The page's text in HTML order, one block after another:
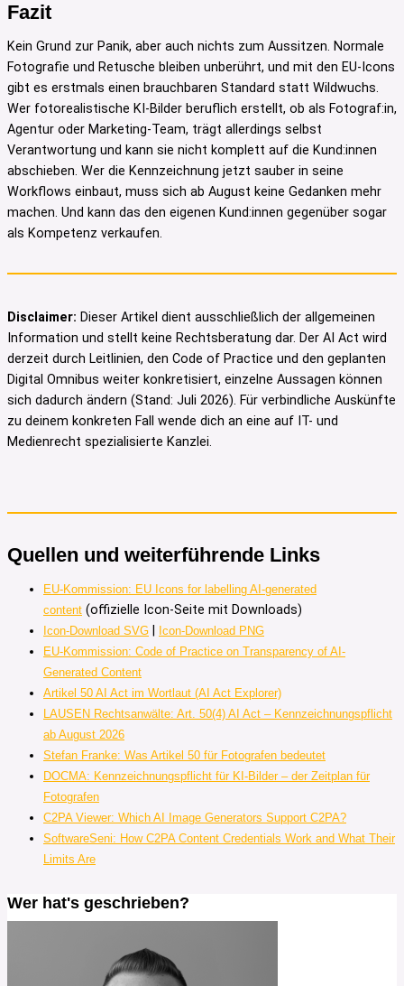
Fazit
Kein Grund zur Panik, aber auch nichts zum Aussitzen. Normale
Fotografie und Retusche bleiben unberührt, und mit den EU-Icons
gibt es erstmals einen brauchbaren Standard statt Wildwuchs.
Wer fotorealistische KI-Bilder beruflich erstellt, ob als Fotograf:in,
Agentur oder Marketing-Team, trägt allerdings selbst
Verantwortung und kann sie nicht komplett auf die Kund:innen
abschieben. Wer die Kennzeichnung jetzt sauber in seine
Workflows einbaut, muss sich ab August keine Gedanken mehr
machen. Und kann das den eigenen Kund:innen gegenüber sogar
als Kompetenz verkaufen.
Disclaimer: Dieser Artikel dient ausschließlich der allgemeinen
Information und stellt keine Rechtsberatung dar. Der AI Act wird
derzeit durch Leitlinien, den Code of Practice und den geplanten
Digital Omnibus weiter konkretisiert, einzelne Aussagen können
sich dadurch ändern (Stand: Juli 2026). Für verbindliche Auskünfte
zu deinem konkreten Fall wende dich an eine auf IT- und
Medienrecht spezialisierte Kanzlei.
Quellen und weiterführende Links
EU-Kommission: EU Icons for labelling AI-generated
content (offizielle Icon-Seite mit Downloads)
Icon-Download SVG
Icon-Download PNG
EU-Kommission: Code of Practice on Transparency of AI-
Generated Content
Artikel 50 AI Act im Wortlaut (AI Act Explorer)
LAUSEN Rechtsanwälte: Art. 50(4) AI Act – Kennzeichnungspflicht
ab August 2026
Stefan Franke: Was Artikel 50 für Fotografen bedeutet
DOCMA: Kennzeichnungspflicht für KI-Bilder – der Zeitplan für
Fotografen
C2PA Viewer: Which AI Image Generators Support C2PA?
SoftwareSeni: How C2PA Content Credentials Work and What Their
Limits Are
Wer hat's geschrieben?